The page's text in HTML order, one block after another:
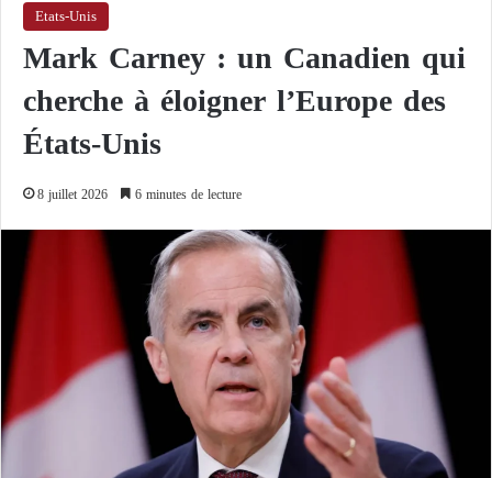
Etats-Unis
Mark Carney : un Canadien qui
cherche à éloigner l’Europe des
États-Unis
8 juillet 2026 6 minutes de lecture